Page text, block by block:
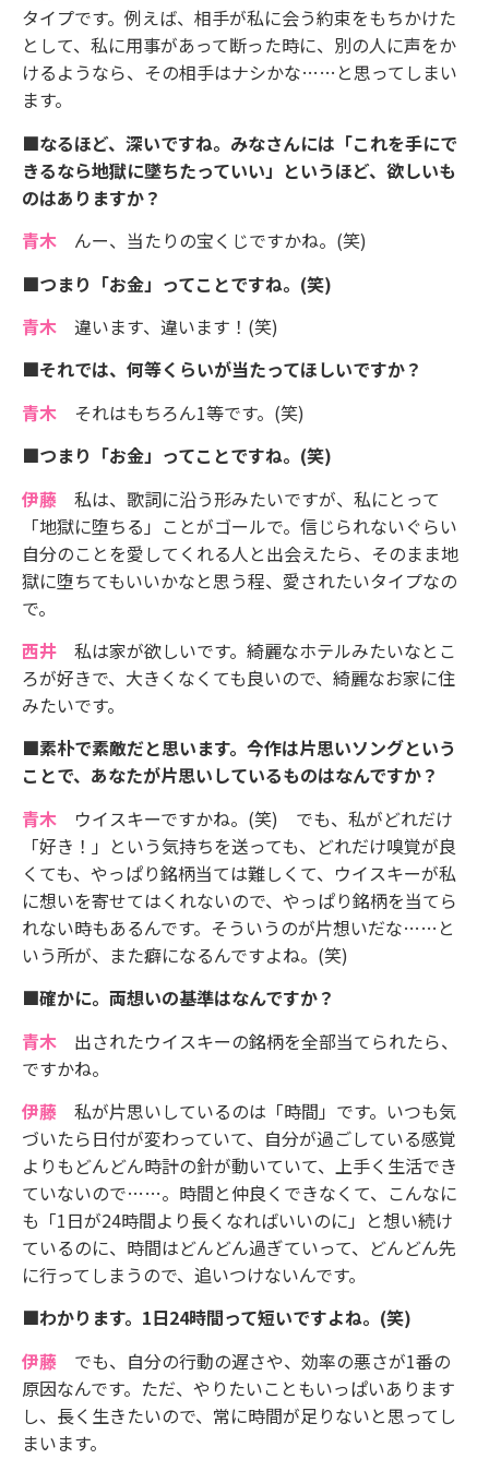
タイプです。例えば、相手が私に会う約束をもちかけた
として、私に用事があって断った時に、別の人に声をか
けるようなら、その相手はナシかな……と思ってしまい
ます。
■なるほど、深いですね。みなさんには「これを手にで
きるなら地獄に墜ちたっていい」というほど、欲しいも
のはありますか？
青木 んー、当たりの宝くじですかね。(笑)
■つまり「お金」ってことですね。(笑)
青木 違います、違います！(笑)
■それでは、何等くらいが当たってほしいですか？
青木 それはもちろん1等です。(笑)
■つまり「お金」ってことですね。(笑)
伊藤 私は、歌詞に沿う形みたいですが、私にとって
「地獄に堕ちる」ことがゴールで。信じられないぐらい
自分のことを愛してくれる人と出会えたら、そのまま地
獄に堕ちてもいいかなと思う程、愛されたいタイプなの
で。
西井 私は家が欲しいです。綺麗なホテルみたいなとこ
ろが好きで、大きくなくても良いので、綺麗なお家に住
みたいです。
■素朴で素敵だと思います。今作は片思いソングという
ことで、あなたが片思いしているものはなんですか？
青木 ウイスキーですかね。(笑) でも、私がどれだけ
「好き！」という気持ちを送っても、どれだけ嗅覚が良
くても、やっぱり銘柄当ては難しくて、ウイスキーが私
に想いを寄せてはくれないので、やっぱり銘柄を当てら
れない時もあるんです。そういうのが片想いだな……と
いう所が、また癖になるんですよね。(笑)
■確かに。両想いの基準はなんですか？
青木 出されたウイスキーの銘柄を全部当てられたら、
ですかね。
伊藤 私が片思いしているのは「時間」です。いつも気
づいたら日付が変わっていて、自分が過ごしている感覚
よりもどんどん時計の針が動いていて、上手く生活でき
ていないので……。時間と仲良くできなくて、こんなに
も「1日が24時間より長くなればいいのに」と想い続け
ているのに、時間はどんどん過ぎていって、どんどん先
に行ってしまうので、追いつけないんです。
■わかります。1日24時間って短いですよね。(笑)
伊藤 でも、自分の行動の遅さや、効率の悪さが1番の
原因なんです。ただ、やりたいこともいっぱいあります
し、長く生きたいので、常に時間が足りないと思ってし
まいます。